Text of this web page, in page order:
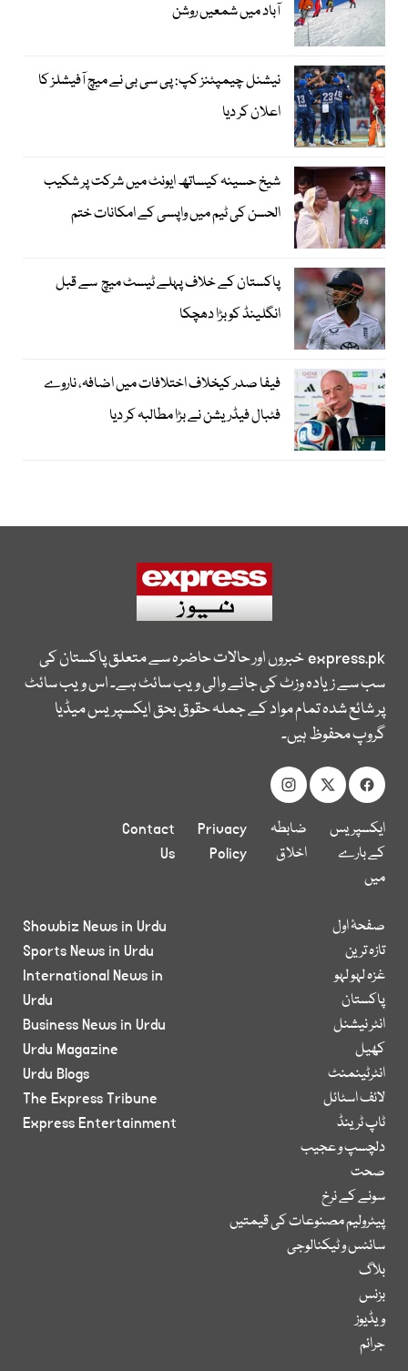
آباد میں شمعیں روشن
نیشنل چیمپئنز کپ: پی سی بی نے میچ آفیشلز کا
اعلان کر دیا
شیخ حسینہ کیساتھ ایونٹ میں شرکت پر شکیب
الحسن کی ٹیم میں واپسی کے امکانات ختم
پاکستان کے خلاف پہلے ٹیسٹ میچ سے قبل
انگلینڈ کو بڑا دھچکا
فیفا صدر کیخلاف اختلافات میں اضافہ، ناروے
فٹبال فیڈریشن نے بڑا مطالبہ کر دیا
express.pkخبروں اور حالات حاضرہ سے متعلق پاکستان کی
سب سے زیادہ وزٹ کی جانے والی ویب سائٹ ہے۔ اس ویب سائٹ
پر شائع شدہ تمام مواد کے جملہ حقوق بحق ایکسپریس میڈیا
گروپ محفوظ ہیں۔
ایکسپریس
کے بارے
میں
ضابطہ
اخلاق
Privacy
Policy
Contact
Us
صفحۂ اول
تازہ ترین
غزہ لہو لہو
پاکستان
انٹر نیشنل
کھیل
انٹرٹینمنٹ
لائف اسٹائل
ٹاپ ٹرینڈ
دلچسپ و عجیب
صحت
سونے کے نرخ
پیٹرولیم مصنوعات کی قیمتیں
سائنس و ٹیکنالوجی
بلاگ
بزنس
ویڈیوز
جرائم
Showbiz News in Urdu
Sports News in Urdu
International News in
Urdu
Business News in Urdu
Urdu Magazine
Urdu Blogs
The Express Tribune
Express Entertainment